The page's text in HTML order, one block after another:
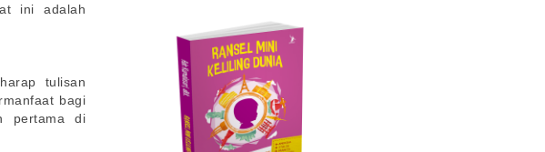
ini adalah
tulisan
bagi
pertama di